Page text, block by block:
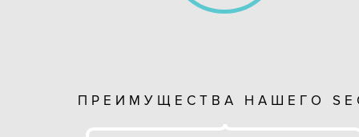
ПРЕИМУЩЕСТВА НАШЕГО